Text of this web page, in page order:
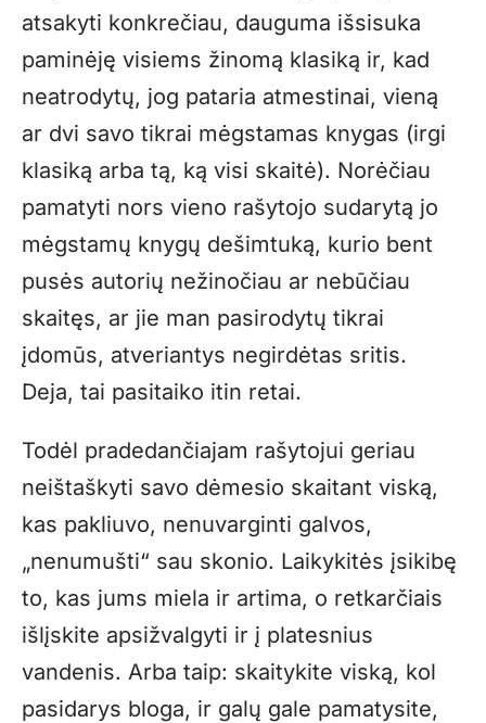
atsakyti konkrečiau, dauguma išsisuka
paminėję visiems žinomą klasiką ir, kad
neatrodytų, jog pataria atmestinai, vieną
ar dvi savo tikrai mėgstamas knygas (irgi
klasiką arba tą, ką visi skaitė). Norėčiau
pamatyti nors vieno rašytojo sudarytą jo
mėgstamų knygų dešimtuką, kurio bent
pusės autorių nežinočiau ar nebūčiau
skaitęs, ar jie man pasirodytų tikrai
įdomūs, atveriantys negirdėtas sritis.
Deja, tai pasitaiko itin retai.
Todėl pradedančiajam rašytojui geriau
neištaškyti savo dėmesio skaitant viską,
kas pakliuvo, nenuvarginti galvos,
„nenumušti“ sau skonio. Laikykitės įsikibę
to, kas jums miela ir artima, o retkarčiais
išlįskite apsižvalgyti ir į platesnius
vandenis. Arba taip: skaitykite viską, kol
pasidarys bloga, ir galų gale pamatysite,